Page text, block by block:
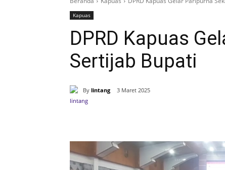
Kapuas
DPRD Kapuas
Sertijab Bupati
By lintang 3 Maret 2025